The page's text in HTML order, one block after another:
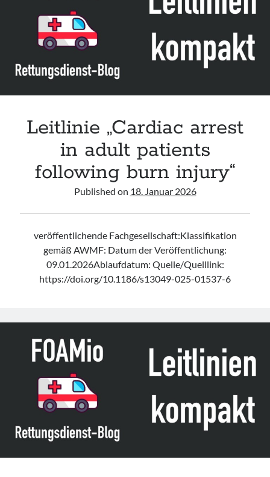
Leitlinie „Bauchschmerz bei Kindern und Jugendlichen – Bildgebende
Diagnostik“ der GPR
Leitlinie „Erbrechen im Kindes- und Jugendalter – Bildgebende
Diagnostik“ der GPR
Leitlinie „Kopfschmerzen bei Kindern und Jugendlichen – Bildgebende
Diagnostik“ der GPR
Leitlinie „Cardiac arrest
in adult patients
following burn injury“
Published on 18. Januar 2026
veröffentlichende Fachgesellschaft:Klassifikation
gemäß AWMF: Datum der Veröffentlichung:
09.01.2026Ablaufdatum: Quelle/Quelllink:
https://doi.org/10.1186/s13049-025-01537-6